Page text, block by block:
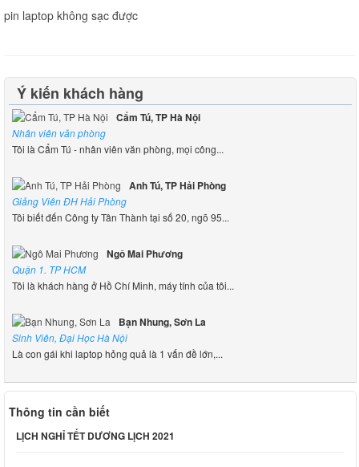
pin laptop không sạc được
Ý kiến khách hàng
Cẩm Tú, TP Hà Nội
Nhân viên văn phòng
Tôi là Cẩm Tú - nhân viên văn phòng, mọi công...
Anh Tú, TP Hải Phòng
Giảng Viên ĐH Hải Phòng
Tôi biết đến Công ty Tân Thành tại số 20, ngõ 95...
Ngô Mai Phương
Quận 1. TP HCM
Tôi là khách hàng ở Hồ Chí Minh, máy tính của tôi...
Bạn Nhung, Sơn La
Sinh Viên, Đại Học Hà Nội
Là con gái khi laptop hỏng quả là 1 vấn đề lớn,...
Thông tin cần biết
LỊCH NGHỈ TẾT DƯƠNG LỊCH 2021